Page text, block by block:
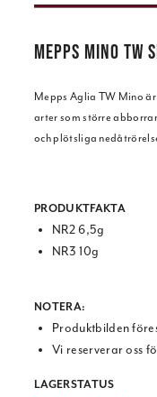
MEPPS MINO TW
Mepps Aglia TW Mino
arter som större
och plötsliga
PRODUKTFAKTA
NR2 6,5g
NR3 10g
NOTERA:
Produktbilden
Vi reserverar oss
LAGERSTATUS